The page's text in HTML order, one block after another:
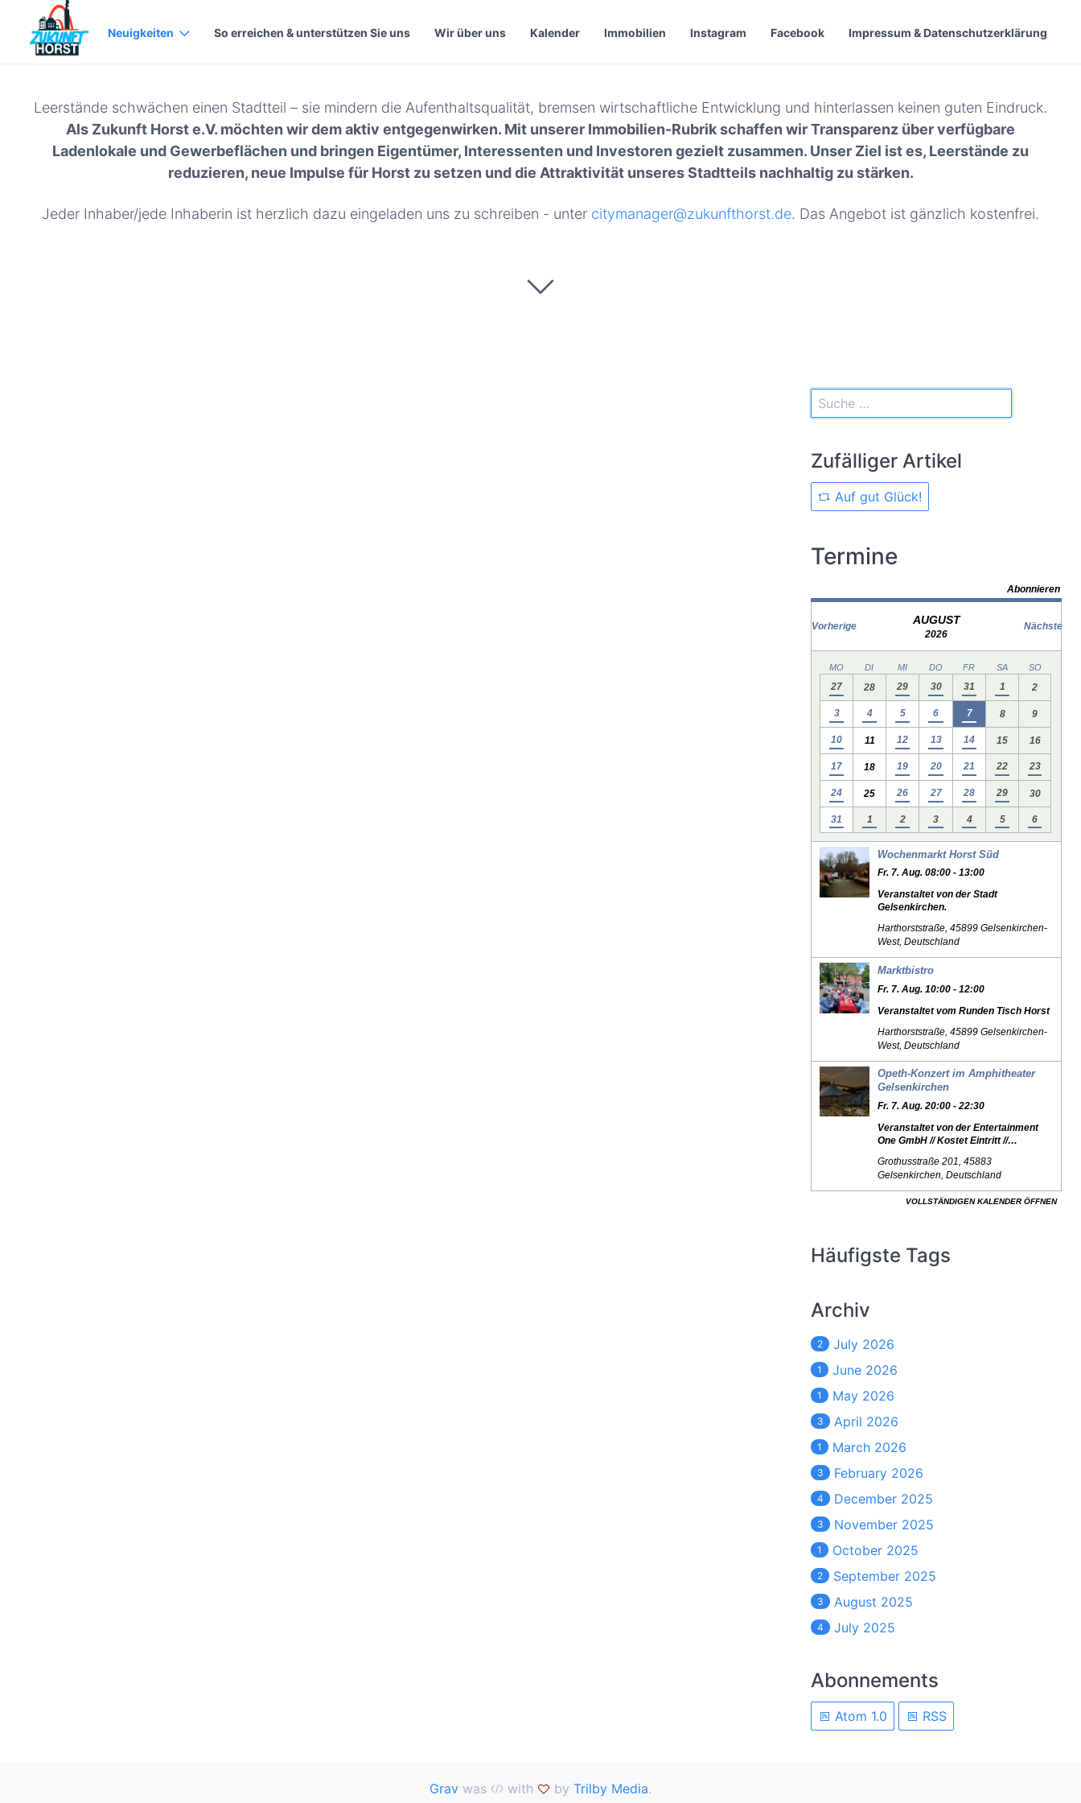
Neuigkeiten So erreichen & unterstützen Sie uns Wir über uns Kalender Immobilien Instagram Facebook Impressum & Datenschutzerklärung
Leerstände schwächen einen Stadtteil – sie mindern die Aufenthaltsqualität, bremsen wirtschaftliche Entwicklung und hinterlassen keinen guten Eindruck.
Als Zukunft Horst e.V. möchten wir dem aktiv entgegenwirken. Mit unserer Immobilien-Rubrik schaffen wir Transparenz über verfügbare
Ladenlokale und Gewerbeflächen und bringen Eigentümer, Interessenten und Investoren gezielt zusammen. Unser Ziel ist es, Leerstände zu
reduzieren, neue Impulse für Horst zu setzen und die Attraktivität unseres Stadtteils nachhaltig zu stärken.
Jeder Inhaber/jede Inhaberin ist herzlich dazu eingeladen uns zu schreiben - unter citymanager@zukunfthorst.de. Das Angebot ist gänzlich kostenfrei.
Zufälliger Artikel
Auf gut Glück!
Termine
Häufigste Tags
Archiv
2 July 2026
1 June 2026
1 May 2026
3 April 2026
1 March 2026
3 February 2026
4 December 2025
3 November 2025
1 October 2025
2 September 2025
3 August 2025
4 July 2025
Abonnements
Atom 1.0 RSS
Grav was with by Trilby Media.